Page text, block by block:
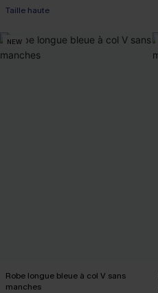
Taille haute
NEW
Robe longue bleue à col V sans
manches